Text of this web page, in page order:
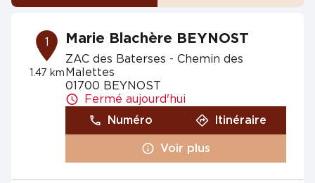
1
1.47 km
Marie Blachère BEYNOST
ZAC des Baterses - Chemin des
Malettes
01700 BEYNOST
Fermé aujourd'hui
Numéro
Itinéraire
Voir plus